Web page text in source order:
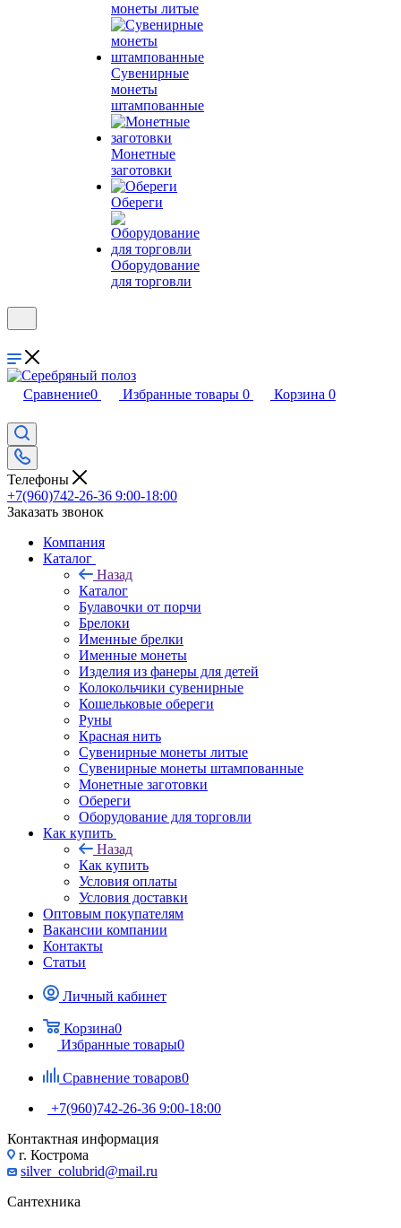
монеты литые
Сувенирные
монеты
штампованные
Монетные
заготовки
Обереги
Оборудование
для торговли
Сравнение0 Избранные товары 0 Корзина 0
Телефоны
+7(960)742-26-36 9:00-18:00
Заказать звонок
Компания
Каталог
Назад
Каталог
Булавочки от порчи
Брелоки
Именные брелки
Именные монеты
Изделия из фанеры для детей
Колокольчики сувенирные
Кошельковые обереги
Руны
Красная нить
Сувенирные монеты литые
Сувенирные монеты штампованные
Монетные заготовки
Обереги
Оборудование для торговли
Как купить
Назад
Как купить
Условия оплаты
Условия доставки
Оптовым покупателям
Вакансии компании
Контакты
Статьи
Личный кабинет
Корзина0
Избранные товары0
Сравнение товаров0
+7(960)742-26-36 9:00-18:00
Контактная информация
г. Кострома
silver_colubrid@mail.ru
Сантехника